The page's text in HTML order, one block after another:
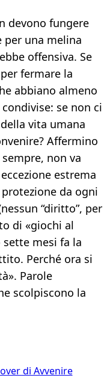
devono fungere
per una melina
offensiva. Se
fermare la
abbiano almeno
se non ci
vita umana
Affermino
non va
estrema
da ogni
“diritto”, per
di «giochi al
mesi fa la
Perché ora si
Parole
scolpiscono la
di Avvenire